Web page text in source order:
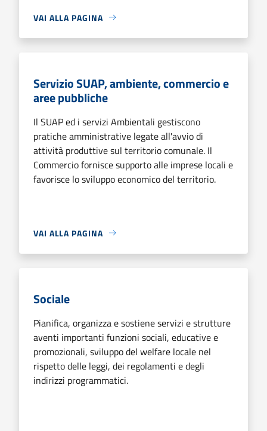
VAI ALLA PAGINA
Servizio SUAP, ambiente, commercio e
aree pubbliche
Il SUAP ed i servizi Ambientali gestiscono
pratiche amministrative legate all'avvio di
attività produttive sul territorio comunale. Il
Commercio fornisce supporto alle imprese locali e
favorisce lo sviluppo economico del territorio.
VAI ALLA PAGINA
Sociale
Pianifica, organizza e sostiene servizi e strutture
aventi importanti funzioni sociali, educative e
promozionali, sviluppo del welfare locale nel
rispetto delle leggi, dei regolamenti e degli
indirizzi programmatici.